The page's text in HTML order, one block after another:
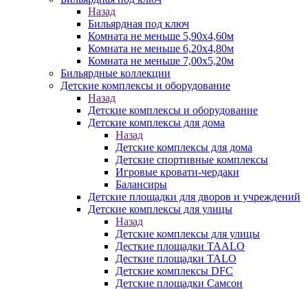
Назад
Бильярдная под ключ
Комната не меньше 5,90х4,60м
Комната не меньше 6,20х4,80м
Комната не меньше 7,00х5,20м
Бильярдные коллекции
Детские комплексы и оборудование
Назад
Детские комплексы и оборудование
Детские комплексы для дома
Назад
Детские комплексы для дома
Детские спортивные комплексы
Игровые кровати-чердаки
Балансиры
Детские площадки для дворов и учреждений
Детские комплексы для улицы
Назад
Детские комплексы для улицы
Десткие площадки TAALO
Десткие площадки TALO
Детские комплексы DFC
Детские площадки Самсон